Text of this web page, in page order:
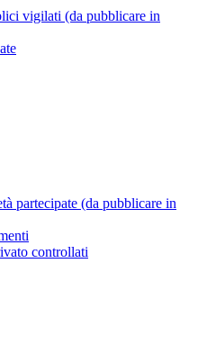
vigilati (da pubblicare in
partecipate (da pubblicare in
controllati